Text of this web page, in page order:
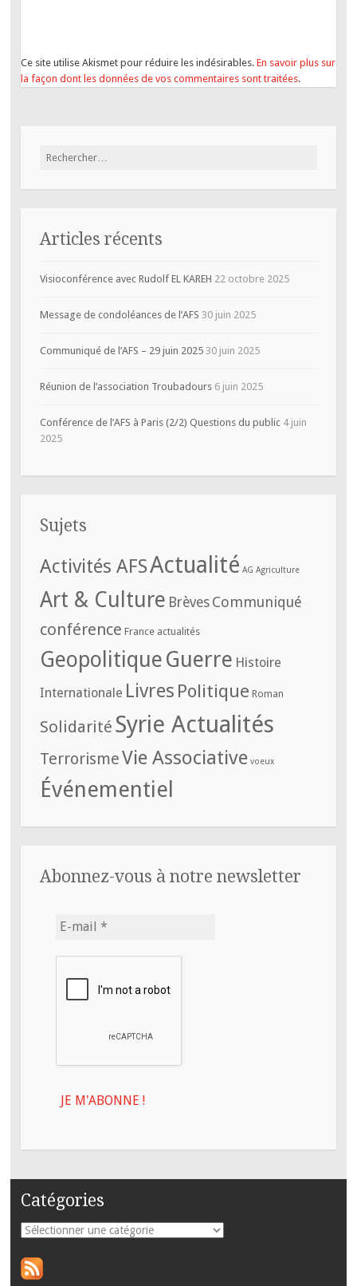
Ce site utilise Akismet pour réduire les indésirables. En savoir plus sur
la façon dont les données de vos commentaires sont traitées.
Rechercher :
Articles récents
Visioconférence avec Rudolf EL KAREH 22 octobre 2025
Message de condoléances de l’AFS 30 juin 2025
Communiqué de l’AFS – 29 juin 2025 30 juin 2025
Réunion de l’association Troubadours 6 juin 2025
Conférence de l’AFS à Paris (2/2) Questions du public 4 juin
2025
Sujets
Activités AFSActualité AG Agriculture
Art & Culture Brèves Communiqué
conférence France actualités
GeopolitiqueGuerre Histoire
Internationale Livres Politique Roman
Solidarité Syrie Actualités
TerrorismeVie Associative voeux
Événementiel
Abonnez-vous à notre newsletter
Catégories
Catégories